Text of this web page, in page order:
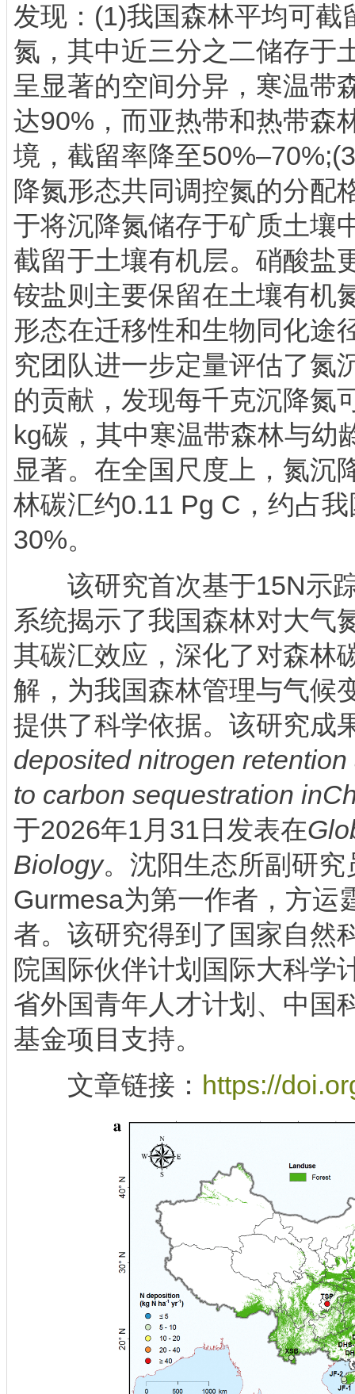
发现：(1)我国森林平均可截
氮，其中近三分之二储存于
呈显著的空间分异，寒温带
达90%，而亚热带和热带森
境，截留率降至
降氮形态共同调控氮的分配
于将沉降氮储存于矿质土壤
截留于土壤有机层。硝酸盐
铵盐则主要保留在土壤有机
形态在迁移性和生物同化途
究团队进一步定量评估了氮
的贡献，发现每千克沉降氮
kg碳，其中寒温带森林与幼
显著。在全国尺度上，氮沉
林碳汇约0.11 Pg C，约占
30%。
该研究首次基于15N示踪
系统揭示了我国森林对大气
其碳汇效应，深化了对森林
解，为我国森林管理与气候
提供了科学依据。该研究成
deposited nitrogen
to carbon sequestration
于2026年1月31日发表在
Biology。沈阳生态所副研
Gurmesa为第一作者，方运
者。该研究得到了国家自然
院国际伙伴计划国际大科学
省外国青年人才计划、中国
基金项目支持。
文章链接： https://